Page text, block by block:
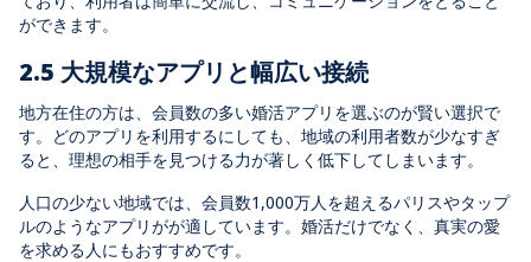
ができます。
2.5 大規模なアプリと幅広い接続
地方在住の方は、会員数の多い婚活アプリを選ぶのが賢い選択で
す。どのアプリを利用するにしても、地域の利用者数が少なすぎ
ると、理想の相手を見つける力が著しく低下してしまいます。
人口の少ない地域では、会員数1,000万人を超えるパリスやタップ
ルのようなアプリがが適しています。婚活だけでなく、真実の愛
を求める人にもおすすめです。